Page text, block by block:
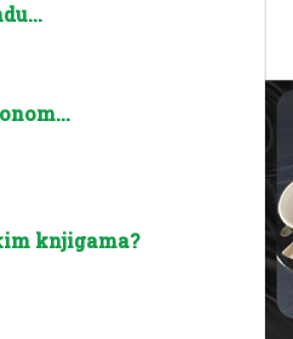
knjigama?